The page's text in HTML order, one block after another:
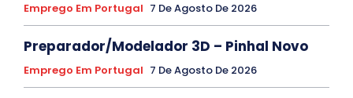
Emprego Em Portugal 7 De Agosto De 2026
Preparador/Modelador 3D – Pinhal Novo
Emprego Em Portugal 7 De Agosto De 2026